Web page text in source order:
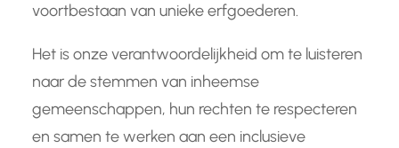
voortbestaan van unieke erfgoederen.
Het is onze verantwoordelijkheid om te luisteren
naar de stemmen van inheemse
gemeenschappen, hun rechten te respecteren
en samen te werken aan een inclusieve